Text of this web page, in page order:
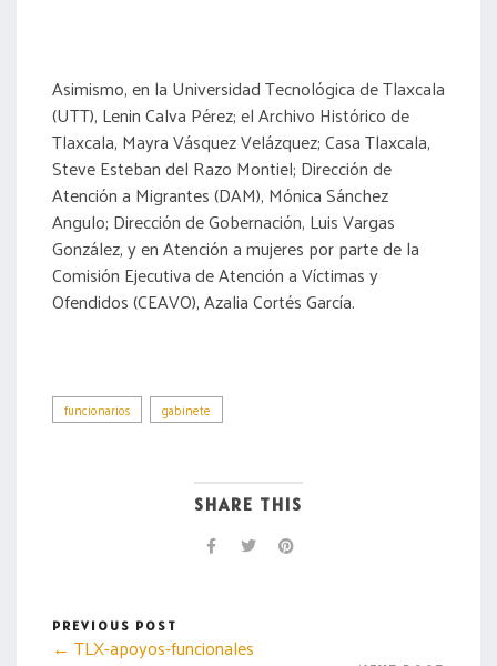
Asimismo, en la Universidad Tecnológica de Tlaxcala
(UTT), Lenin Calva Pérez; el Archivo Histórico de
Tlaxcala, Mayra Vásquez Velázquez; Casa Tlaxcala,
Steve Esteban del Razo Montiel; Dirección de
Atención a Migrantes (DAM), Mónica Sánchez
Angulo; Dirección de Gobernación, Luis Vargas
González, y en Atención a mujeres por parte de la
Comisión Ejecutiva de Atención a Víctimas y
Ofendidos (CEAVO), Azalia Cortés García.
funcionarios gabinete
SHARE THIS
PREVIOUS POST
← TLX-apoyos-funcionales